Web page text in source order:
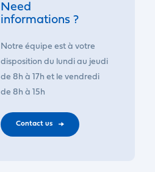
Need
informations ?
Notre équipe est à votre
disposition du lundi au jeudi
de 8h à 17h et le vendredi
de 8h à 15h
Contact us